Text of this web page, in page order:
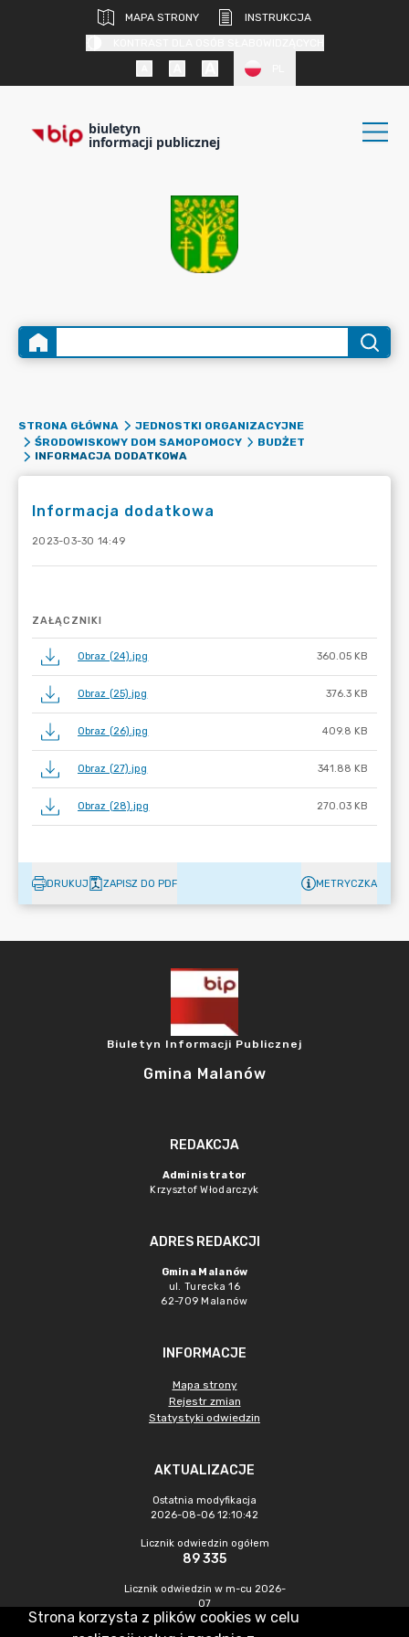
MAPA STRONY
INSTRUKCJA
biuletyn
informacji publicznej
STRONA GŁÓWNA
JEDNOSTKI ORGANIZACYJNE
ŚRODOWISKOWY DOM SAMOPOMOCY
BUDŻET
INFORMACJA DODATKOWA
Informacja dodatkowa
2023-03-30 14:49
ZAŁĄCZNIKI
Obraz (24).jpg 360.05 KB
Obraz (25).jpg 376.3 KB
Obraz (26).jpg 409.8 KB
Obraz (27).jpg 341.88 KB
Obraz (28).jpg 270.03 KB
DRUKUJ ZAPISZ DO PDF METRYCZKA
Biuletyn Informacji Publicznej
Gmina Malanów
REDAKCJA
Administrator
Krzysztof Włodarczyk
ADRES REDAKCJI
Gmina Malanów
ul. Turecka 16
62-709 Malanów
INFORMACJE
Mapa strony
Rejestr zmian
Statystyki odwiedzin
AKTUALIZACJE
Ostatnia modyfikacja
2026-08-06 12:10:42
Licznik odwiedzin ogółem
89 335
Licznik odwiedzin w m-cu 2026-
07
556
Strona korzysta z plików cookies w celu